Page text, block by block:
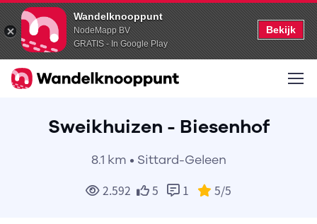
Wandelknooppunt
NodeMapp BV
GRATIS - In Google Play
Bekijk
Sweikhuizen - Biesenhof
8.1 km • Sittard-Geleen
2.592 5 1 5/5